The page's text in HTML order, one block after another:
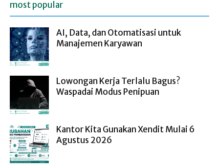
most popular
AI, Data, dan Otomatisasi untuk
Manajemen Karyawan
Lowongan Kerja Terlalu Bagus?
Waspadai Modus Penipuan
Kantor Kita Gunakan Xendit Mulai 6
Agustus 2026